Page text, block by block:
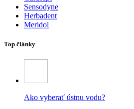
Sensodyne
Herbadent
Meridol
Top články
Ako vyberať ústnu vodu?